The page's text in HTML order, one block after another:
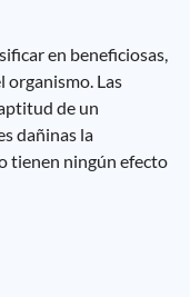
en beneficiosas,
organismo. Las
de un
dañinas la
tienen ningún efecto